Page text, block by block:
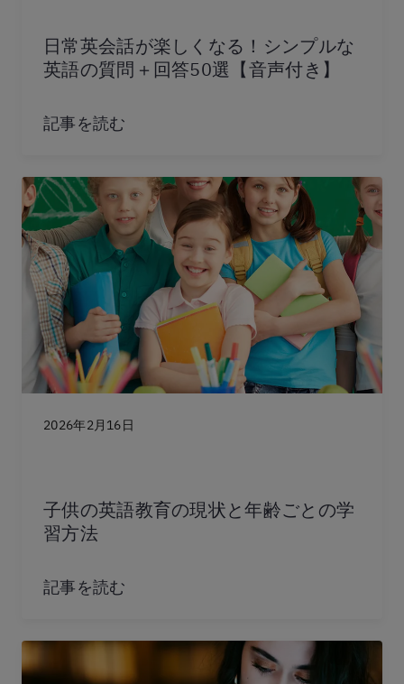
日常英会話が楽しくなる！シンプルな
英語の質問＋回答50選【音声付き】
記事を読む
2026年2月16日
子供の英語教育の現状と年齢ごとの学
習方法
記事を読む